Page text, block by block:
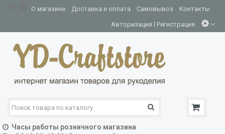
О магазине Доставка и оплата Самовывоз Контакты
Авторизация | Регистрация
Часы работы розничного магазина